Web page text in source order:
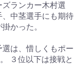
ズランカー木村選
、中茎選手にも期待
掛かった。
選は、惜しくもポー
３位以下は接戦と